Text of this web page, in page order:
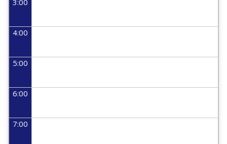
4:00
5:00
6:00
7:00